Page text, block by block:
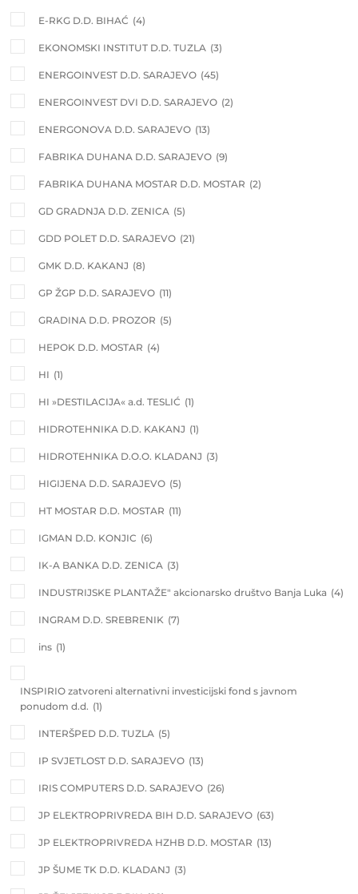
E-RKG D.D. BIHAĆ (4)
EKONOMSKI INSTITUT D.D. TUZLA (3)
ENERGOINVEST D.D. SARAJEVO (45)
ENERGOINVEST DVI D.D. SARAJEVO (2)
ENERGONOVA D.D. SARAJEVO (13)
FABRIKA DUHANA D.D. SARAJEVO (9)
FABRIKA DUHANA MOSTAR D.D. MOSTAR (2)
GD GRADNJA D.D. ZENICA (5)
GDD POLET D.D. SARAJEVO (21)
GMK D.D. KAKANJ (8)
GP ŽGP D.D. SARAJEVO (11)
GRADINA D.D. PROZOR (5)
HEPOK D.D. MOSTAR (4)
HI (1)
HI »DESTILACIJA« a.d. TESLIĆ (1)
HIDROTEHNIKA D.D. KAKANJ (1)
HIDROTEHNIKA D.O.O. KLADANJ (3)
HIGIJENA D.D. SARAJEVO (5)
HT MOSTAR D.D. MOSTAR (11)
IGMAN D.D. KONJIC (6)
IK-A BANKA D.D. ZENICA (3)
INDUSTRIJSKE PLANTAŽE" akcionarsko društvo Banja Luka (4)
INGRAM D.D. SREBRENIK (7)
ins (1)
INSPIRIO zatvoreni alternativni investicijski fond s javnom
ponudom d.d. (1)
INTERŠPED D.D. TUZLA (5)
IP SVJETLOST D.D. SARAJEVO (13)
IRIS COMPUTERS D.D. SARAJEVO (26)
JP ELEKTROPRIVREDA BIH D.D. SARAJEVO (63)
JP ELEKTROPRIVREDA HZHB D.D. MOSTAR (13)
JP ŠUME TK D.D. KLADANJ (3)